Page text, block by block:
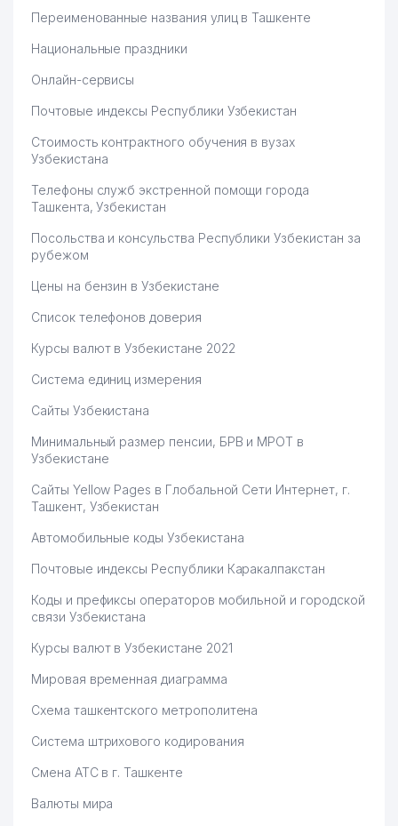
Переименованные названия улиц в Ташкенте
Национальные праздники
Онлайн-сервисы
Почтовые индексы Республики Узбекистан
Стоимость контрактного обучения в вузах
Узбекистана
Телефоны служб экстренной помощи города
Ташкента, Узбекистан
Посольства и консульства Республики Узбекистан за
рубежом
Цены на бензин в Узбекистане
Список телефонов доверия
Курсы валют в Узбекистане 2022
Система единиц измерения
Сайты Узбекистана
Минимальный размер пенсии, БРВ и МРОТ в
Узбекистане
Сайты Yellow Pages в Глобальной Сети Интернет, г.
Ташкент, Узбекистан
Автомобильные коды Узбекистана
Почтовые индексы Республики Каракалпакстан
Коды и префиксы операторов мобильной и городской
связи Узбекистана
Курсы валют в Узбекистане 2021
Мировая временная диаграмма
Схема ташкентского метрополитена
Система штрихового кодирования
Смена АТС в г. Ташкенте
Валюты мира